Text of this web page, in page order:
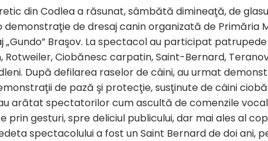
din Codlea a răsunat, sâmbătă dimineaţă, de
de dresaj canin organizată de Primăria
„Gundo” Braşov. La spectacol au participat
Rotweiler, Ciobănesc carpatin, Saint-Bernard,
După defilarea raselor de câini, au urmat
de pază şi protecţie, susţinute de câini
arătat spectatorilor cum ascultă de comenzile
prin gesturi, spre deliciul publicului, dar mai ales al
spectacolului a fost un Saint Bernard de doi ani,